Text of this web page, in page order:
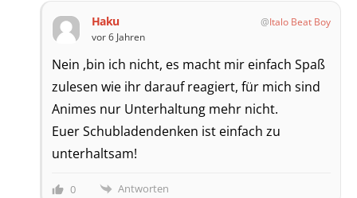
Haku
Italo Beat Boy
vor 6 Jahren
Nein ,bin ich nicht, es macht mir einfach Spaß
zulesen wie ihr darauf reagiert, für mich sind
Animes nur Unterhaltung mehr nicht.
Euer Schubladendenken ist einfach zu
unterhaltsam!
0 Antworten